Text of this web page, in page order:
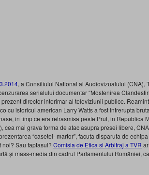
, a Consiliului National al Audiovizualului (CNA),
serialului documentar “Mostenirea
director interimar al televiziunii publice.
cu istoricul american Larry Watts a fost intrerupta
in timp ce era retrasmisa peste Prut, in Republica
cea mai grava forma de atac asupra presei libere,
“casetei- martor”, facuta disparuta de
noi? Sau faptasul? Comisia de Etica si Arbitraj a TVR
și mass-media din cadrul Parlamentului României,